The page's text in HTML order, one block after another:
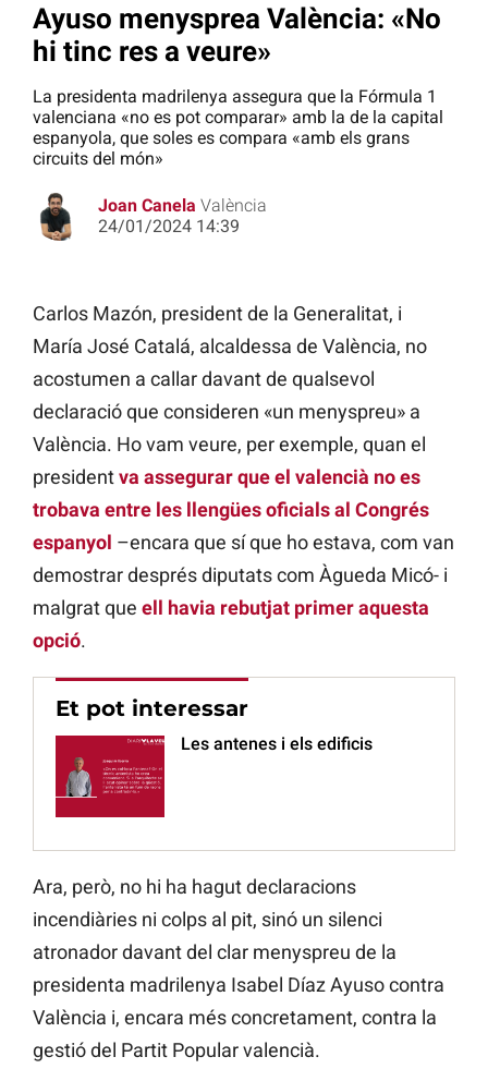
Ayuso menysprea València: «No
hi tinc res a veure»
La presidenta madrilenya assegura que la Fórmula 1
valenciana «no es pot comparar» amb la de la capital
espanyola, que soles es compara «amb els grans
circuits del món»
Joan Canela València
24/01/2024 14:39
Carlos Mazón, president de la Generalitat, i
María José Catalá, alcaldessa de València, no
acostumen a callar davant de qualsevol
declaració que consideren «un menyspreu» a
València. Ho vam veure, per exemple, quan el
presidentva assegurar que el valencià no es
trobava entre les llengües oficials al Congrés
espanyol –encara que sí que ho estava, com van
demostrar després diputats com Àgueda Micó- i
malgrat que ell havia rebutjat primer aquesta
opció.
Et pot interessar
Les antenes i els edificis
Ara, però, no hi ha hagut declaracions
incendiàries ni colps al pit, sinó un silenci
atronador davant del clar menyspreu de la
presidenta madrilenya Isabel Díaz Ayuso contra
València i, encara més concretament, contra la
gestió del Partit Popular valencià.